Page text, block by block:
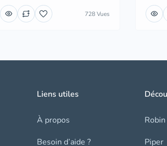
728 Vues
Liens utiles
À propos
Besoin d’aide ?
Piper